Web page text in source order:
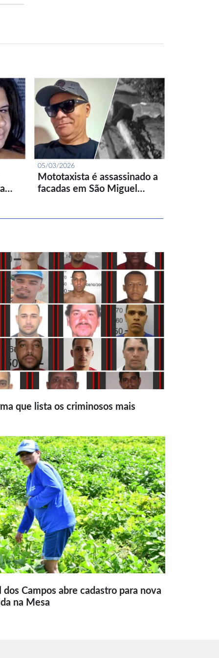
05/03/2026
Mototaxista é assassinado a
facadas em São Miguel…
que lista os criminosos mais
Campos abre cadastro para nova
na Mesa